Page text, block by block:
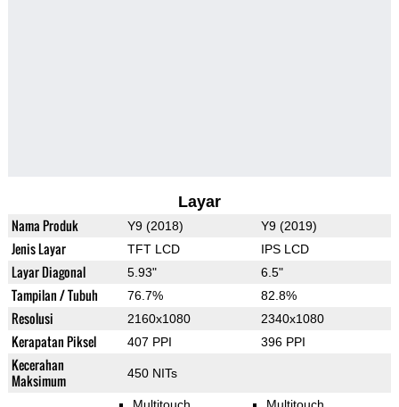
Layar
Nama Produk Y9 (2018) Y9 (2019)
Jenis Layar TFT LCD IPS LCD
Layar Diagonal 5.93" 6.5"
Tampilan / Tubuh 76.7% 82.8%
Resolusi 2160x1080 2340x1080
Kerapatan Piksel 407 PPI 396 PPI
Kecerahan
Maksimum
450 NITs